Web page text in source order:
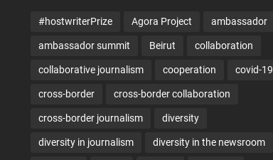
#hostwriterPrize Agora Project ambassador
ambassador summit Beirut collaboration
collaborative journalism cooperation covid-19
cross-border cross-border collaboration
cross-border journalism diversity
diversity in journalism diversity in the newsroom